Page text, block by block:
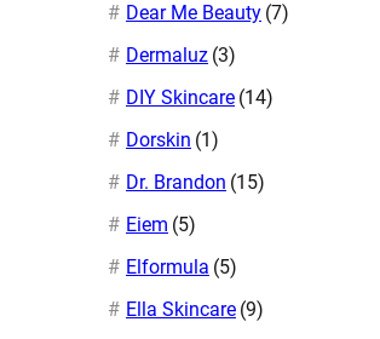
Dear Me Beauty (7)
Dermaluz (3)
DIY Skincare (14)
Dorskin (1)
Dr. Brandon (15)
Eiem (5)
Elformula (5)
Ella Skincare (9)